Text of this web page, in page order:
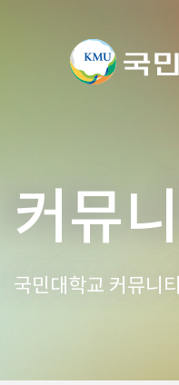
커뮤
국민대학교 커뮤니